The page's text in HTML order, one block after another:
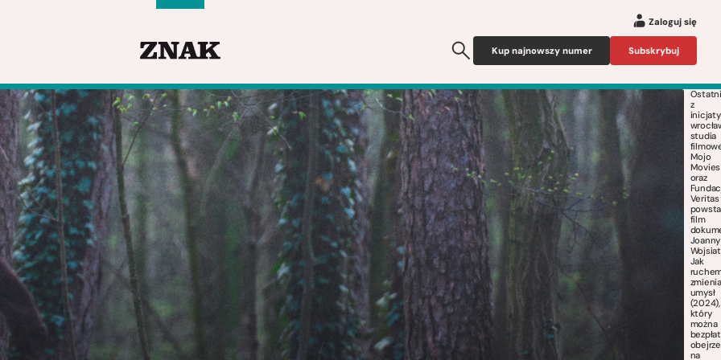
Zaloguj się
Kup najnowszy numer Subskrybuj
z
studia
Mojo
Movies
oraz
Veritas
film
Joanny
Wojsiat
Jak
umysł
(2024),
który
można
na